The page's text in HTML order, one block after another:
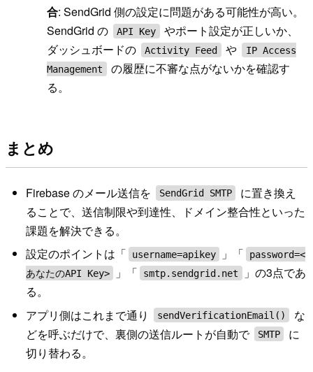
合: SendGrid 側の設定に問題がある可能性が高い。
SendGrid の
API Key
やポート設定が正しいか、
ダッシュボードの
Activity Feed や
IP Access
Management
の履歴に不審な点がないかを確認す
る。
まとめ
Firebase のメール送信を SendGrid SMTP
に置き換え
ることで、送信制限や到達性、ドメイン整合性といった
課題を解決できる。
設定のポイントは「
username=apikey 」「
password=<
あなたのAPI Key>
」「 smtp.sendgrid.net
」の3点であ
る。
アプリ側はこれまで通り
sendVerificationEmail()
な
どを呼ぶだけで、裏側の送信ルートが自動で
SMTP
に
切り替わる。